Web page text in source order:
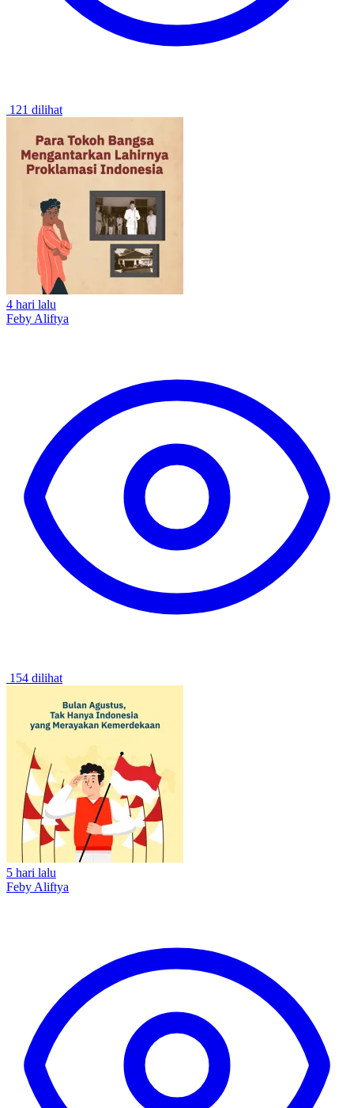
121 dilihat
4 hari lalu
Feby Aliftya
154 dilihat
5 hari lalu
Feby Aliftya